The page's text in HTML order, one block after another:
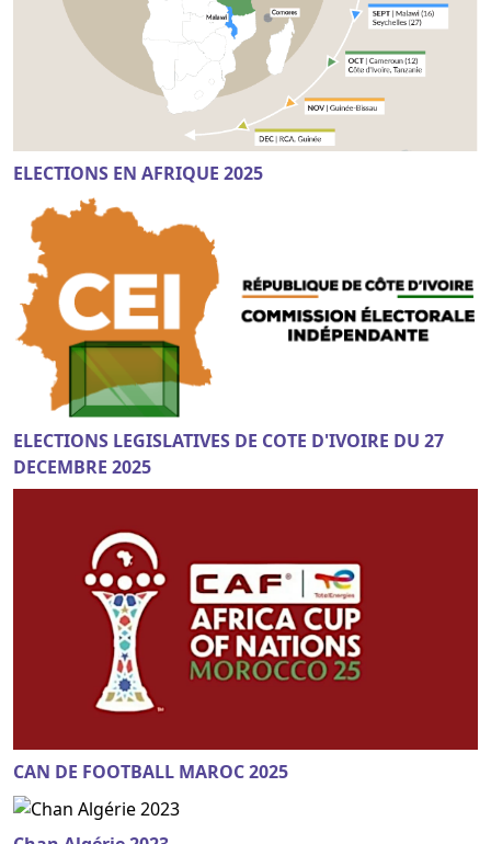
ELECTIONS EN AFRIQUE 2025
ELECTIONS LEGISLATIVES DE COTE D'IVOIRE DU 27
DECEMBRE 2025
CAN DE FOOTBALL MAROC 2025